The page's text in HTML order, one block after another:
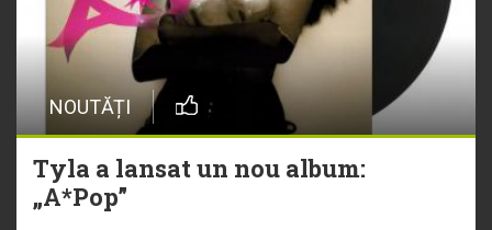
NOUTĂȚI
Tyla a lansat un nou album:
„A*Pop”